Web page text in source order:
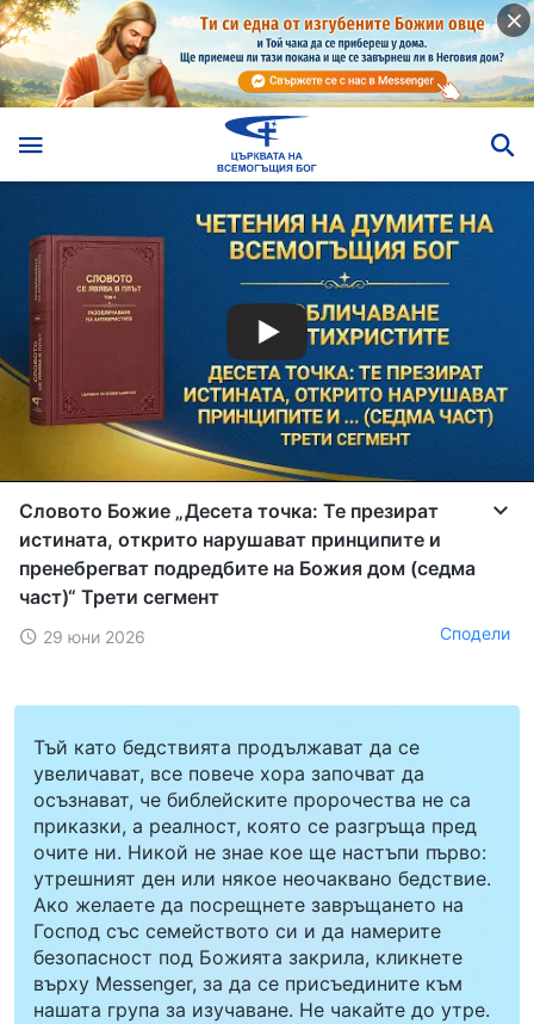
Словото Божие „Десета точка: Те презират
истината, открито нарушават принципите и
пренебрегват подредбите на Божия дом (седма
част)“ Трети сегмент
29 юни 2026 Сподели
Тъй като бедствията продължават да се
увеличават, все повече хора започват да
осъзнават, че библейските пророчества не са
приказки, а реалност, която се разгръща пред
очите ни. Никой не знае кое ще настъпи първо:
утрешният ден или някое неочаквано бедствие.
Ако желаете да посрещнете завръщането на
Господ със семейството си и да намерите
безопасност под Божията закрила, кликнете
върху Messenger, за да се присъедините към
нашата група за изучаване. Не чакайте до утре.